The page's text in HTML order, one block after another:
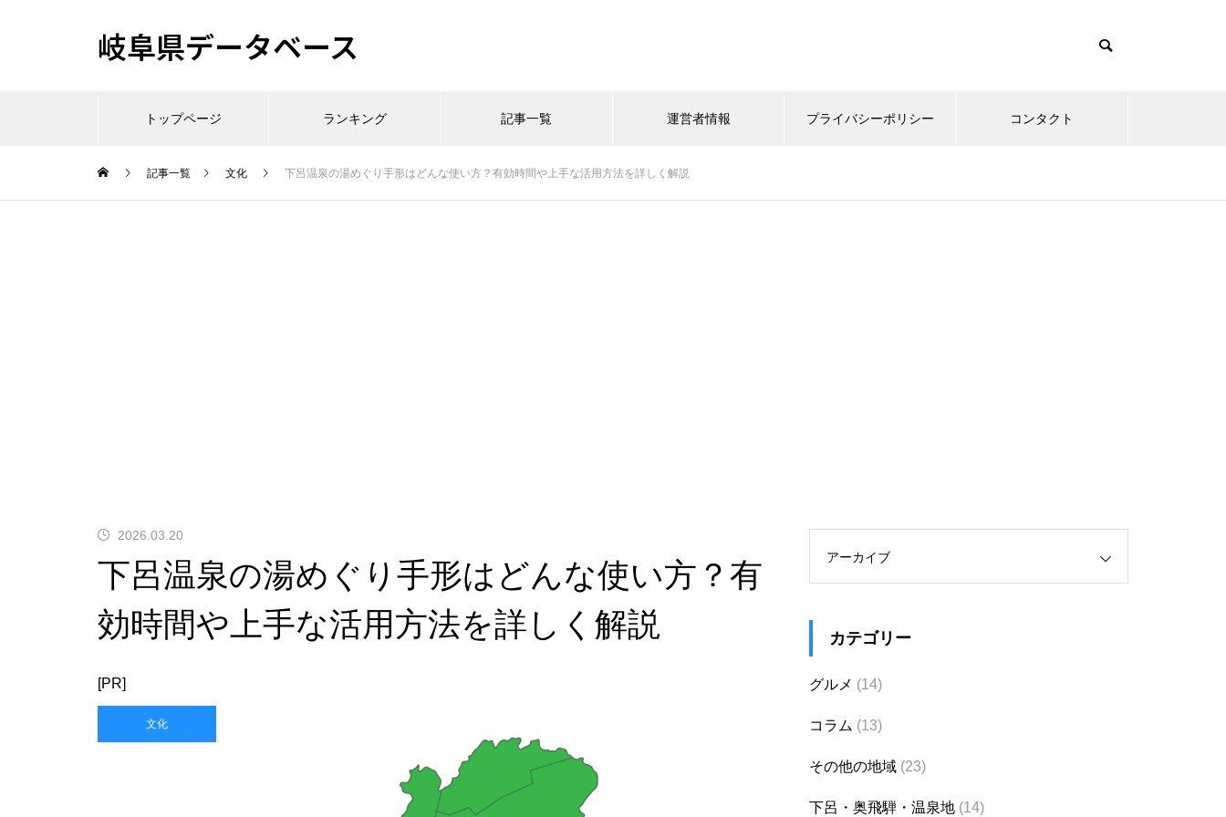
岐阜県データベース
トップページ ランキング 記事一覧 運営者情報 プライバシーポリシー コンタクト
記事一覧 文化 下呂温泉の湯めぐり手形はどんな使い方？有効時間や上手な活用方法を詳しく解説
2026.03.20
下呂温泉の湯めぐり手形はどんな使い方？有
効時間や上手な活用方法を詳しく解説
[PR]
文化
アーカイブ
カテゴリー
グルメ (14)
コラム (13)
その他の地域 (23)
下呂・奥飛騨・温泉地 (14)